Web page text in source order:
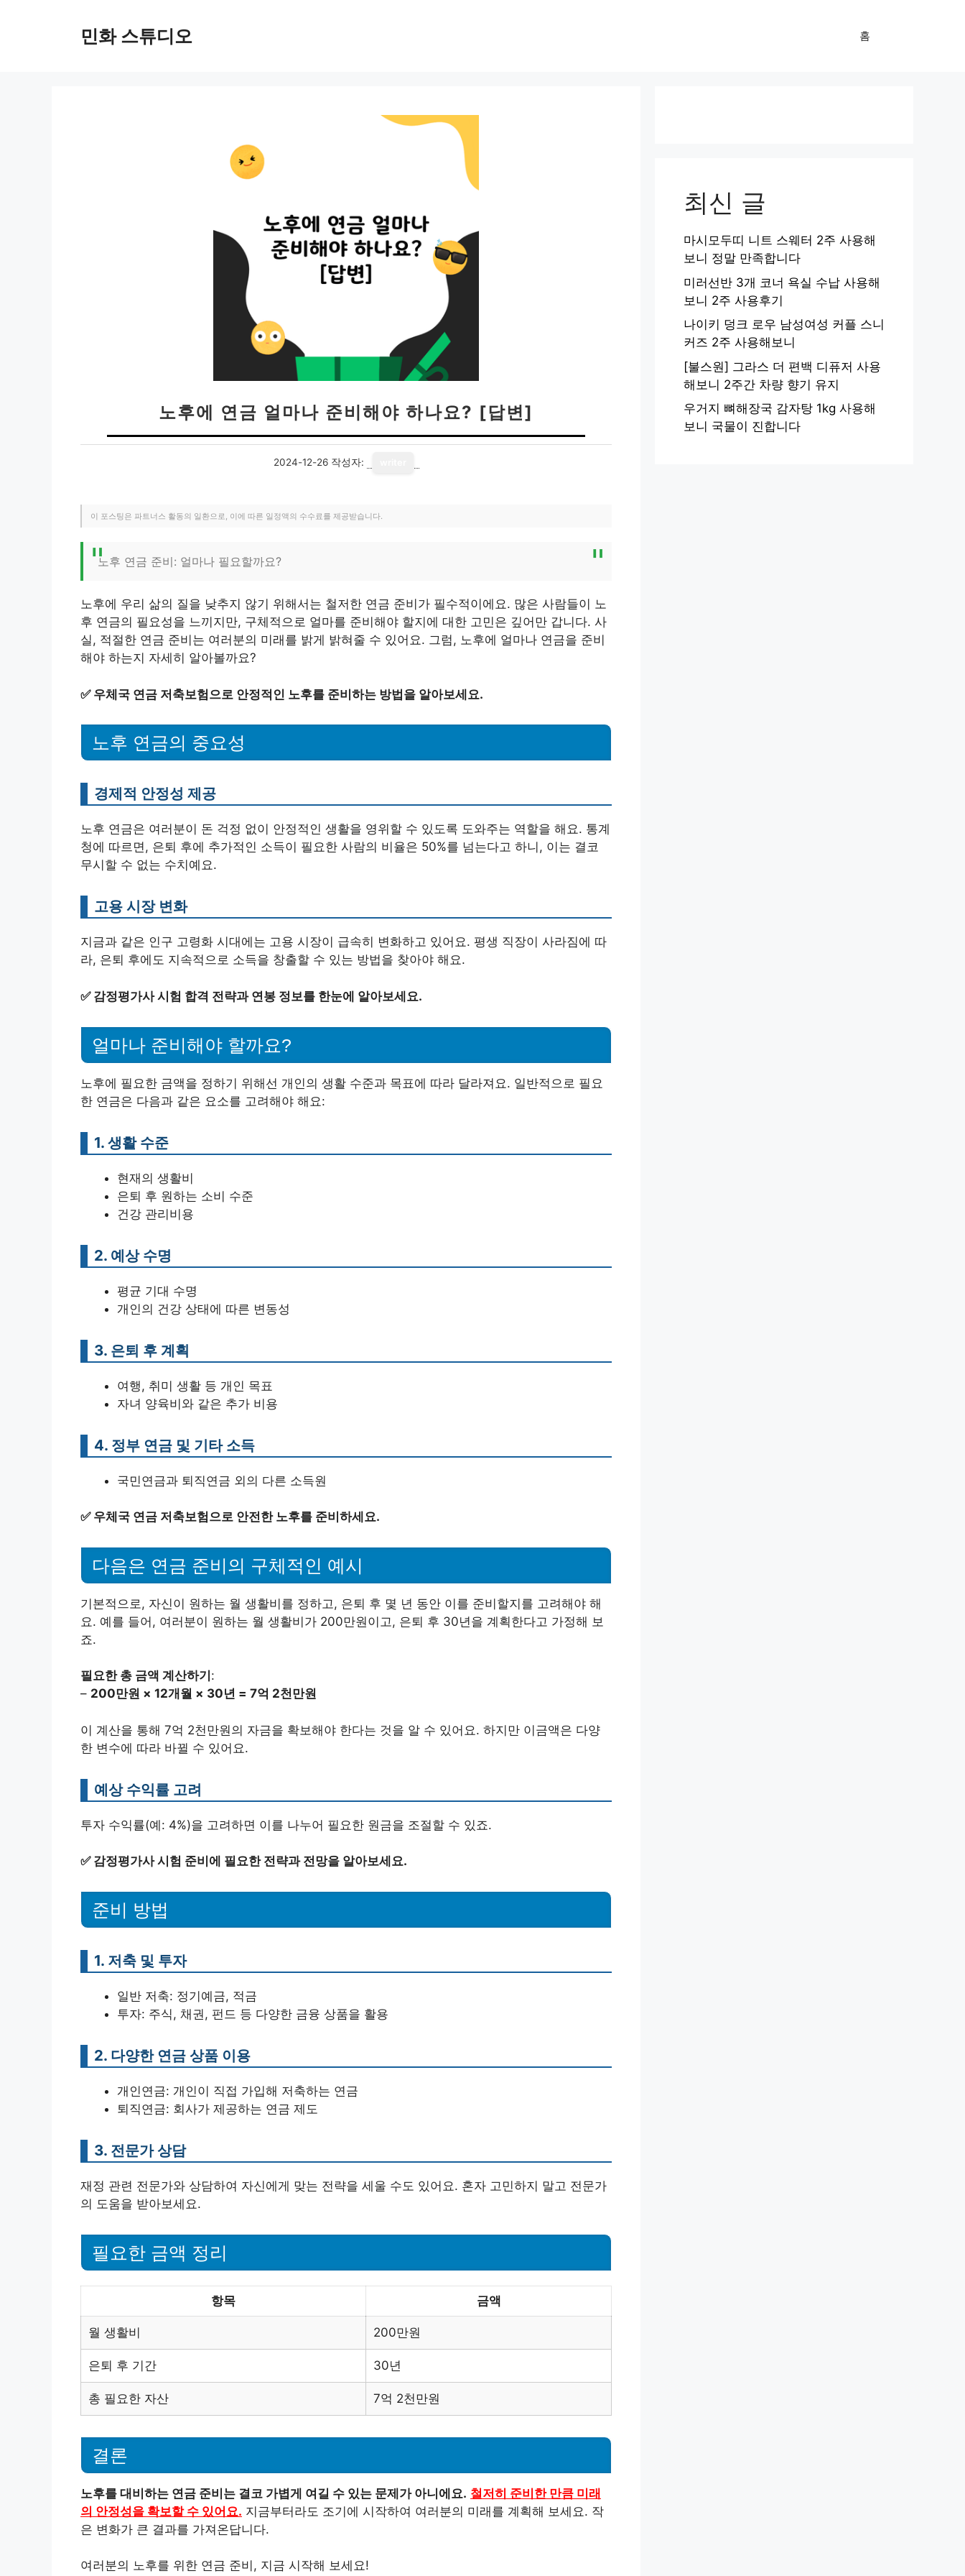
민화 스튜디오 홈
노후에 연금 얼마나 준비해야 하나요? [답변]
2024-12-26 작성자:
이 포스팅은 파트너스 활동의 일환으로, 이에 따른 일정액의 수수료를 제공받습니다.
노후 연금 준비: 얼마나 필요할까요?
노후에 우리 삶의 질을 낮추지 않기 위해서는 철저한 연금 준비가 필수적이에요. 많은 사람들이 노
후 연금의 필요성을 느끼지만, 구체적으로 얼마를 준비해야 할지에 대한 고민은 깊어만 갑니다. 사
실, 적절한 연금 준비는 여러분의 미래를 밝게 밝혀줄 수 있어요. 그럼, 노후에 얼마나 연금을 준비
해야 하는지 자세히 알아볼까요?
✅ 우체국 연금 저축보험으로 안정적인 노후를 준비하는 방법을 알아보세요.
노후 연금의 중요성
경제적 안정성 제공
노후 연금은 여러분이 돈 걱정 없이 안정적인 생활을 영위할 수 있도록 도와주는 역할을 해요. 통계
청에 따르면, 은퇴 후에 추가적인 소득이 필요한 사람의 비율은 50%를 넘는다고 하니, 이는 결코
무시할 수 없는 수치예요.
고용 시장 변화
지금과 같은 인구 고령화 시대에는 고용 시장이 급속히 변화하고 있어요. 평생 직장이 사라짐에 따
라, 은퇴 후에도 지속적으로 소득을 창출할 수 있는 방법을 찾아야 해요.
✅ 감정평가사 시험 합격 전략과 연봉 정보를 한눈에 알아보세요.
얼마나 준비해야 할까요?
노후에 필요한 금액을 정하기 위해선 개인의 생활 수준과 목표에 따라 달라져요. 일반적으로 필요
한 연금은 다음과 같은 요소를 고려해야 해요:
1. 생활 수준
현재의 생활비
은퇴 후 원하는 소비 수준
건강 관리비용
2. 예상 수명
평균 기대 수명
개인의 건강 상태에 따른 변동성
3. 은퇴 후 계획
여행, 취미 생활 등 개인 목표
자녀 양육비와 같은 추가 비용
4. 정부 연금 및 기타 소득
국민연금과 퇴직연금 외의 다른 소득원
✅ 우체국 연금 저축보험으로 안전한 노후를 준비하세요.
다음은 연금 준비의 구체적인 예시
기본적으로, 자신이 원하는 월 생활비를 정하고, 은퇴 후 몇 년 동안 이를 준비할지를 고려해야 해
요. 예를 들어, 여러분이 원하는 월 생활비가 200만원이고, 은퇴 후 30년을 계획한다고 가정해 보
죠.
필요한 총 금액 계산하기 :
– 200만원 × 12개월 × 30년 = 7억 2천만원
이 계산을 통해 7억 2천만원의 자금을 확보해야 한다는 것을 알 수 있어요. 하지만 이금액은 다양
한 변수에 따라 바뀔 수 있어요.
예상 수익률 고려
투자 수익률(예: 4%)을 고려하면 이를 나누어 필요한 원금을 조절할 수 있죠.
✅ 감정평가사 시험 준비에 필요한 전략과 전망을 알아보세요.
준비 방법
1. 저축 및 투자
일반 저축: 정기예금, 적금
투자: 주식, 채권, 펀드 등 다양한 금융 상품을 활용
2. 다양한 연금 상품 이용
개인연금: 개인이 직접 가입해 저축하는 연금
퇴직연금: 회사가 제공하는 연금 제도
3. 전문가 상담
재정 관련 전문가와 상담하여 자신에게 맞는 전략을 세울 수도 있어요. 혼자 고민하지 말고 전문가
의 도움을 받아보세요.
필요한 금액 정리
항목 금액
월 생활비 200만원
은퇴 후 기간 30년
총 필요한 자산 7억 2천만원
결론
노후를 대비하는 연금 준비는 결코 가볍게 여길 수 있는 문제가 아니에요. 철저히 준비한 만큼 미래
의 안정성을 확보할 수 있어요. 지금부터라도 조기에 시작하여 여러분의 미래를 계획해 보세요. 작
은 변화가 큰 결과를 가져온답니다.
여러분의 노후를 위한 연금 준비, 지금 시작해 보세요!
최신 글
마시모두띠 니트 스웨터 2주 사용해
보니 정말 만족합니다
미러선반 3개 코너 욕실 수납 사용해
보니 2주 사용후기
나이키 덩크 로우 남성여성 커플 스니
커즈 2주 사용해보니
[불스원] 그라스 더 편백 디퓨저 사용
해보니 2주간 차량 향기 유지
우거지 뼈해장국 감자탕 1kg 사용해
보니 국물이 진합니다